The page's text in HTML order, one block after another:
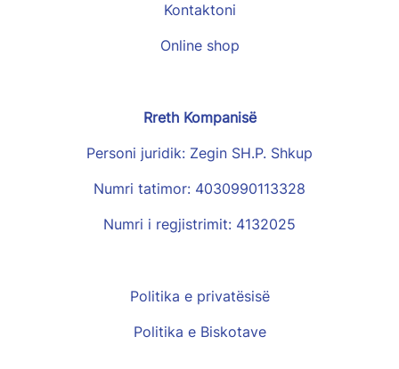
Kontaktoni
Online shop
Politika e privatësisë
Politika e Biskotave
Rreth Kompanisë
Personi juridik: Zegin SH.P. Shkup
Numri tatimor: 4030990113328
Numri i regjistrimit: 4132025